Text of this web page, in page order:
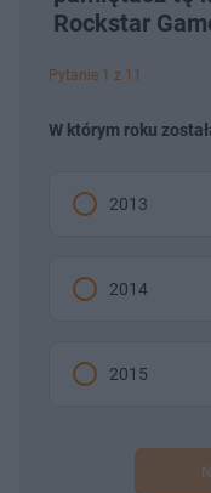
Rockstar
Pytanie 1 z 11
W którym roku
2013
2014
2015